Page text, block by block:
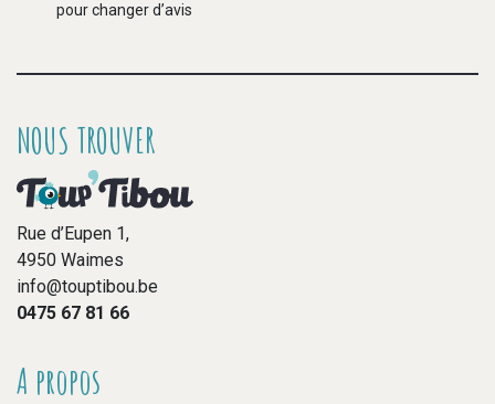
pour changer d’avis
NOUS TROUVER
Rue d’Eupen 1,
4950 Waimes
info@touptibou.be
0475 67 81 66
A propos